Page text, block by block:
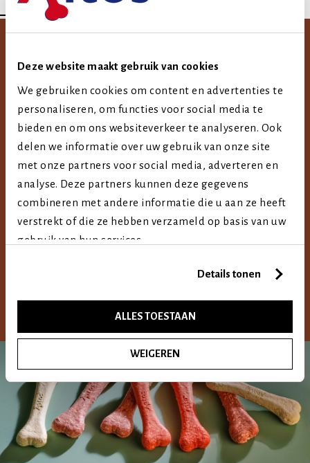
Deze website maakt gebruik van cookies
We gebruiken cookies om content en advertenties te
personaliseren, om functies voor social media te
bieden en om ons websiteverkeer te analyseren. Ook
delen we informatie over uw gebruik van onze site
met onze partners voor social media, adverteren en
analyse. Deze partners kunnen deze gegevens
combineren met andere informatie die u aan ze heeft
verstrekt of die ze hebben verzameld op basis van uw
gebruik van hun services.
Details tonen
ALLES TOESTAAN
WEIGEREN
SNACKS DIE STAARTJES BLIJ MAKEN
Voortdurend worden nieuwe producten ontwikkeld in vele
variaties. Kauwbotten voor honden, snacks, pensstaven en
mini-bones om de hond te belonen en kattensnoepjes voor
de echte fijnproevers. Een ongekend aanbod van
hondensnacks, chews en treats voor tussendoor. Onze
hoeveelheid koeken is spectaculair. Maar ook de keuze in
onze vegetarische hondensnacks, kipproducten, natuurlijke
snacks, runderhuid en semi-moist is ongekend. Gezonde en
eerlijke producten. Hondensnacks en kattensnacks die dicht
nodig heeft met natuurlijke voedings- en bouwstoffen.